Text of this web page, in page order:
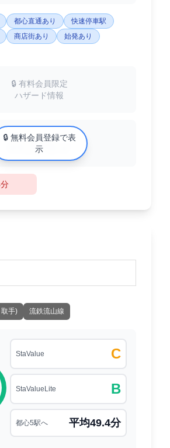
都心直通あり
快速停車駅
商店街あり
始発あり
🔒 有料会員限定
ハザード情報
中古マンション相場
XX万円/㎡
🔒 無料会員登録で表
示
手) 流鉄流山線
StaValue C
StaValueLite B
都心5駅へ 平均49.4分